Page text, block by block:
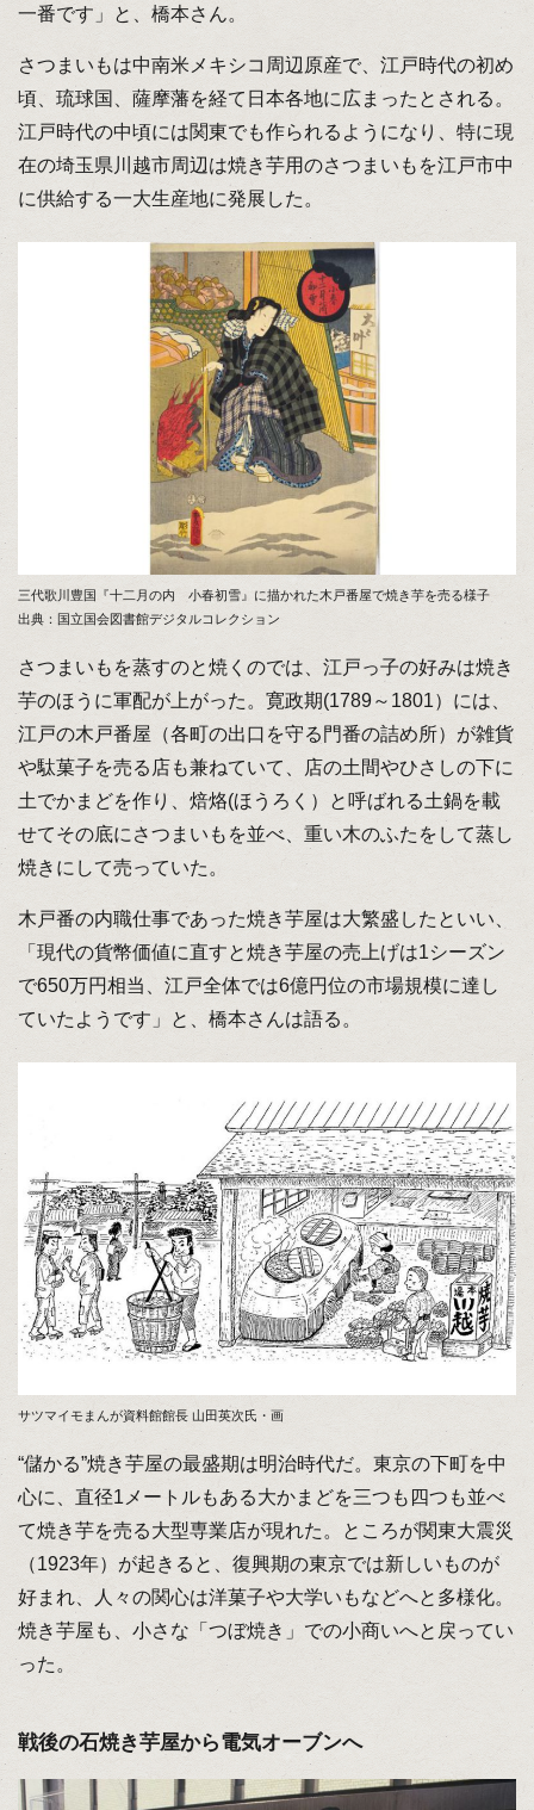
一番です」と、橋本さん。
さつまいもは中南米メキシコ周辺原産で、江戸時代の初め
頃、琉球国、薩摩藩を経て日本各地に広まったとされる。
江戸時代の中頃には関東でも作られるようになり、特に現
在の埼玉県川越市周辺は焼き芋用のさつまいもを江戸市中
に供給する一大生産地に発展した。
三代歌川豊国『十二月の内 小春初雪』に描かれた木戸番屋で焼き芋を売る様子
出典：国立国会図書館デジタルコレクション
さつまいもを蒸すのと焼くのでは、江戸っ子の好みは焼き
芋のほうに軍配が上がった。寛政期(1789～1801）には、
江戸の木戸番屋（各町の出口を守る門番の詰め所）が雑貨
や駄菓子を売る店も兼ねていて、店の土間やひさしの下に
土でかまどを作り、焙烙(ほうろく）と呼ばれる土鍋を載
せてその底にさつまいもを並べ、重い木のふたをして蒸し
焼きにして売っていた。
木戸番の内職仕事であった焼き芋屋は大繁盛したといい、
「現代の貨幣価値に直すと焼き芋屋の売上げは1シーズン
で650万円相当、江戸全体では6億円位の市場規模に達し
ていたようです」と、橋本さんは語る。
サツマイモまんが資料館館長 山田英次氏・画
“儲かる”焼き芋屋の最盛期は明治時代だ。東京の下町を中
心に、直径1メートルもある大かまどを三つも四つも並べ
て焼き芋を売る大型専業店が現れた。ところが関東大震災
（1923年）が起きると、復興期の東京では新しいものが
好まれ、人々の関心は洋菓子や大学いもなどへと多様化。
焼き芋屋も、小さな「つぼ焼き」での小商いへと戻ってい
った。
戦後の石焼き芋屋から電気オーブンへ